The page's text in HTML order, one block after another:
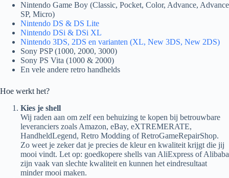
Nintendo Game Boy (Classic, Pocket, Color, Advance, Advance
SP, Micro)
Nintendo DS & DS Lite
Nintendo DSi & DSi XL
Nintendo 3DS, 2DS en varianten (XL, New 3DS, New 2DS)
Sony PSP (1000, 2000, 3000)
Sony PS Vita (1000 & 2000)
En vele andere retro handhelds
Hoe werkt het?
Kies je shell
Wij raden aan om zelf een behuizing te kopen bij betrouwbare
leveranciers zoals Amazon, eBay, eXTREMERATE,
HandheldLegend, Retro Modding of RetroGameRepairShop.
Zo weet je zeker dat je precies de kleur en kwaliteit krijgt die jij
mooi vindt. Let op: goedkopere shells van AliExpress of Alibaba
zijn vaak van slechte kwaliteit en kunnen het eindresultaat
minder mooi maken.